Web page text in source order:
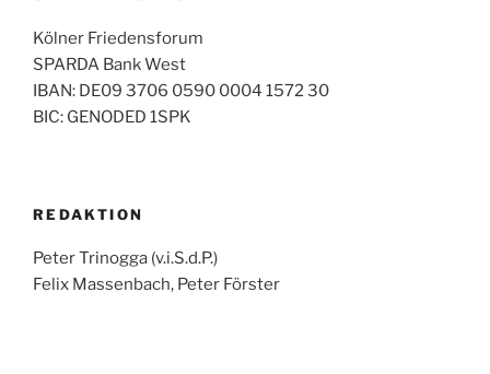
Kölner Friedensforum
SPARDA Bank West
IBAN: DE09 3706 0590 0004 1572 30
BIC: GENODED 1SPK
REDAKTION
Peter Trinogga (v.i.S.d.P.)
Felix Massenbach, Peter Förster